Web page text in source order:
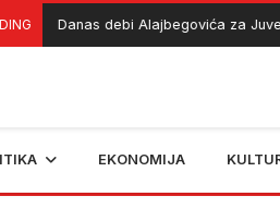
Danas debi Alajbegovića za Juventus
EKONOMIJA